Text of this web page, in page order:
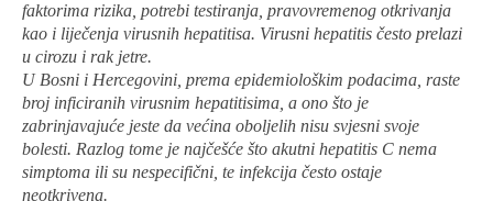
faktorima rizika, potrebi testiranja, pravovremenog otkrivanja
kao i liječenja virusnih hepatitisa. Virusni hepatitis često prelazi
u cirozu i rak jetre.
U Bosni i Hercegovini, prema epidemiološkim podacima, raste
broj inficiranih virusnim hepatitisima, a ono što je
zabrinjavajuće jeste da većina oboljelih nisu svjesni svoje
bolesti. Razlog tome je najčešće što akutni hepatitis C nema
simptoma ili su nespecifični, te infekcija često ostaje
neotkrivena.